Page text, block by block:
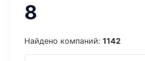
8
Найдено компаний: 1142